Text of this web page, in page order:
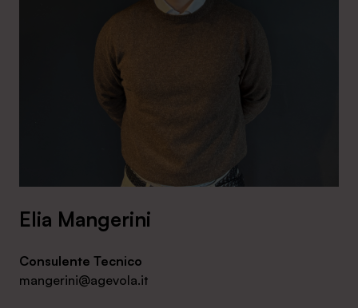
Elia Mangerini
Consulente Tecnico
mangerini@agevola.it